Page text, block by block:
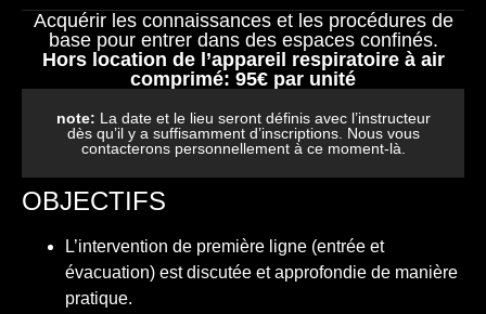
Acquérir les connaissances et les procédures de
base pour entrer dans des espaces confinés.
Hors location de l’appareil respiratoire à air
comprimé: 95€ par unité
note: La date et le lieu seront définis avec l’instructeur
dès qu’il y a suffisamment d’inscriptions. Nous vous
contacterons personnellement à ce moment-là.
OBJECTIFS
L’intervention de première ligne (entrée et
évacuation) est discutée et approfondie de manière
pratique.